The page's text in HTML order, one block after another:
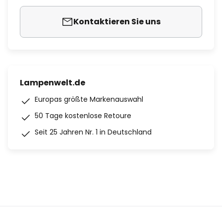
Kontaktieren Sie uns
Lampenwelt.de
Europas größte Markenauswahl
50 Tage kostenlose Retoure
Seit 25 Jahren Nr. 1 in Deutschland